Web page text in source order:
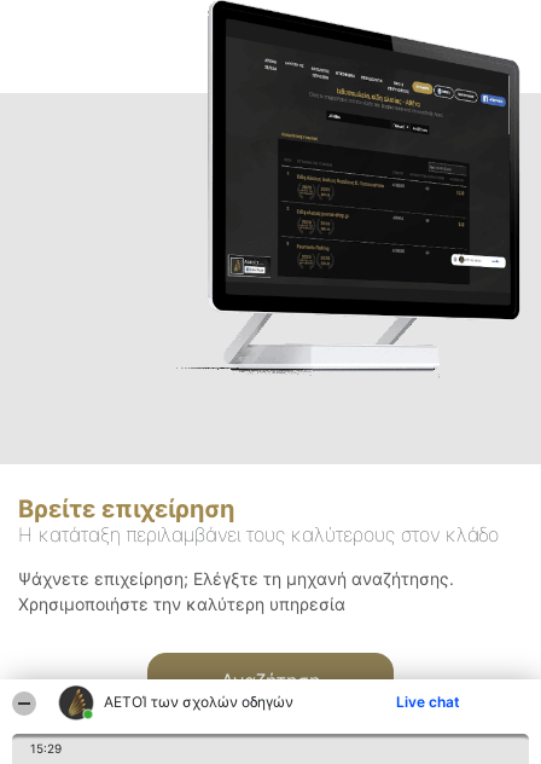
ΑΕΤΟΊ των σχολών οδηγών Live chat
15:29
Βρείτε επιχείρηση
Η κατάταξη περιλαμβάνει τους καλύτερους στον κλάδο
Ψάχνετε επιχείρηση; Ελέγξτε τη μηχανή αναζήτησης.
Χρησιμοποιήστε την καλύτερη υπηρεσία
Αναζήτηση